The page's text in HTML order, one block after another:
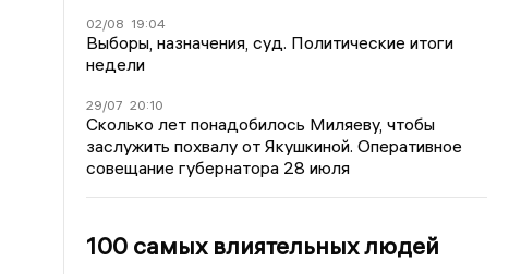
02/08 19:04
Выборы, назначения, суд. Политические итоги
недели
29/07 20:10
Сколько лет понадобилось Миляеву, чтобы
заслужить похвалу от Якушкиной. Оперативное
совещание губернатора 28 июля
100 самых влиятельных людей